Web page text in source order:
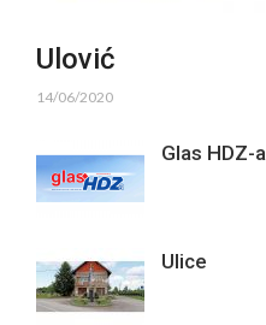
Ulović
14/06/2020
Glas HDZ-a
Ulice